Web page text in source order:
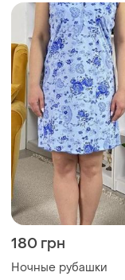
180 грн
Ночные рубашки